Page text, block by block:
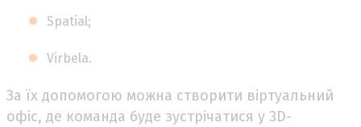
Spatial;
Virbela.
За їх допомогою можна створити віртуальний
офіс, де команда буде зустрічатися у 3D-